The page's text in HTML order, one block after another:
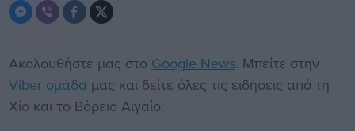
Ακολουθήστε μας στο Google News. Μπείτε στην
Viber ομάδα μας και δείτε όλες τις ειδήσεις από τη
Χίο και το Βόρειο Αιγαίο.